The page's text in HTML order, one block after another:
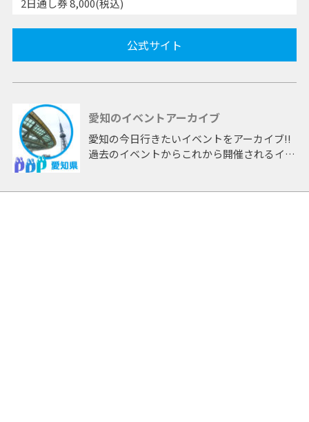
2日通し券 8,000(税込)
公式サイト
愛知のイベントアーカイブ
愛知の今日行きたいイベントをアーカイブ!!
過去のイベントからこれから開催されるイベ